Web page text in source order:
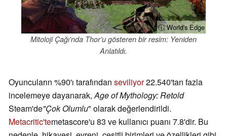
ⓘ World's Edge
Mitoloji Çağı'nda Thor'u gösteren bir resim: Yeniden
Anlatıldı.
Oyuncuların %90'ı tarafından seviliyor22.540'tan fazla
incelemeye dayanarak,Age of Mythology: Retold
Steam'de"Çok Olumlu" olarak değerlendirildi.
Metacritic'temetascore'u 83 ve kullanıcı puanı 7.8'dir. Bu